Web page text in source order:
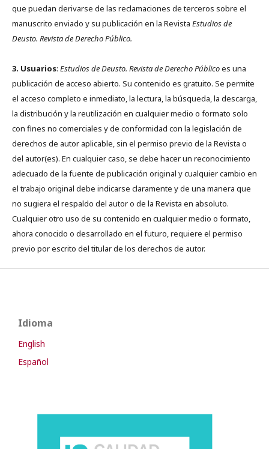
que puedan derivarse de las reclamaciones de terceros sobre el
manuscrito enviado y su publicación en la Revista Estudios de
Deusto. Revista de Derecho Público.
3. Usuarios: Estudios de Deusto. Revista de Derecho Públicoes una
publicación de acceso abierto. Su contenido es gratuito. Se permite
el acceso completo e inmediato, la lectura, la búsqueda, la descarga,
la distribución y la reutilización en cualquier medio o formato solo
con fines no comerciales y de conformidad con la legislación de
derechos de autor aplicable, sin el permiso previo de la Revista o
del autor(es). En cualquier caso, se debe hacer un reconocimiento
adecuado de la fuente de publicación original y cualquier cambio en
el trabajo original debe indicarse claramente y de una manera que
no sugiera el respaldo del autor o de la Revista en absoluto.
Cualquier otro uso de su contenido en cualquier medio o formato,
ahora conocido o desarrollado en el futuro, requiere el permiso
previo por escrito del titular de los derechos de autor.
Idioma
English
Español